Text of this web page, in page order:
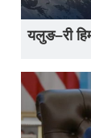
यलुङ–री